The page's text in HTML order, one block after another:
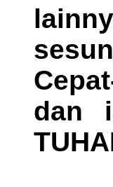
dan